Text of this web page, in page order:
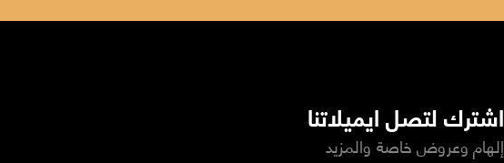
اشترك لتصل ايميلاتنا
إلهام وعروض خاصة والمزيد